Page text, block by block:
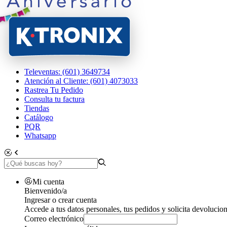
Televentas: (601) 3649734
Atención al Cliente: (601) 4073033
Rastrea Tu Pedido
Consulta tu factura
Tiendas
Catálogo
PQR
Whatsapp
Mi cuenta
Bienvenido/a
Ingresar o crear cuenta
Accede a tus datos personales, tus pedidos y solicita
Correo electrónico